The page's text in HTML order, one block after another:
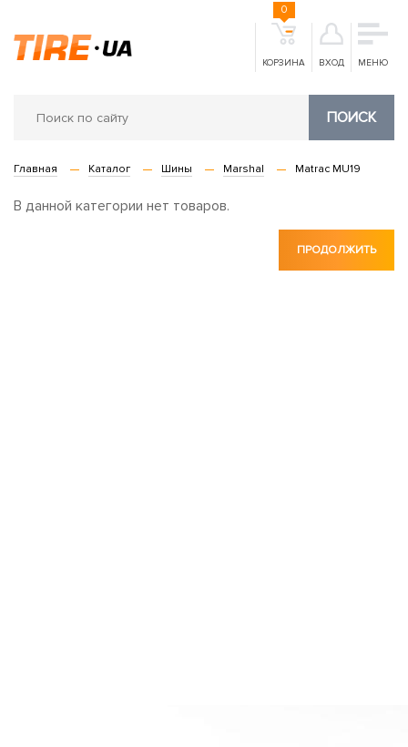
КОРЗИНА
0
ВХОД МЕНЮ
ПОИСК
Главная Каталог Шины Marshal Matrac MU19
В данной категории нет товаров.
ПРОДОЛЖИТЬ